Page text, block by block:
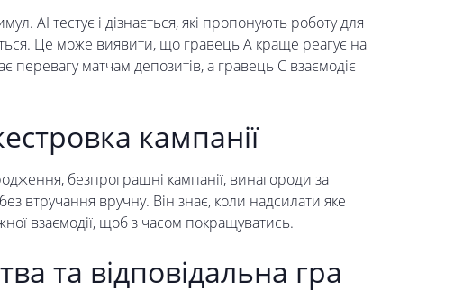
AI тестує і дізнається, які пропонують роботу для
Це може виявити, що гравець А краще реагує на
перевагу матчам депозитів, а гравець С взаємодіє
кампанії
безпрограшні кампанії, винагороди за
втручання вручну. Він знає, коли надсилати яке
взаємодії, щоб з часом покращуватись.
та відповідальна гра